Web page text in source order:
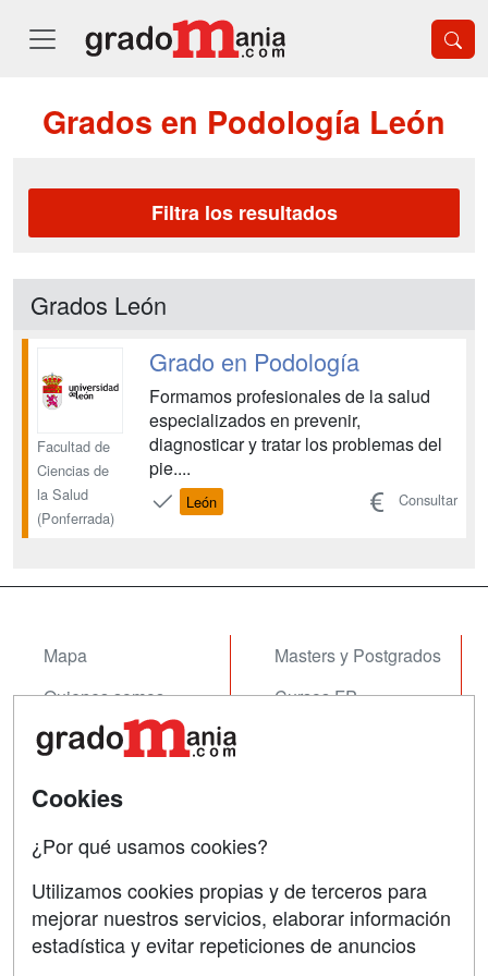
Grados en Podología León
Filtra los resultados
Grados León
Facultad de
Ciencias de
la Salud
(Ponferrada)
Grado en Podología
Formamos profesionales de la salud
especializados en prevenir,
diagnosticar y tratar los problemas del
pie....
León Consultar
Mapa
Quienes somos
Tarifas publicidad
Masters y Postgrados
Cursos FP
Contactar
Confidencialidad
SÍGUENOS EN:
Cookies
¿Por qué usamos cookies?
Utilizamos cookies propias y de terceros para
mejorar nuestros servicios, elaborar información
estadística y evitar repeticiones de anuncios